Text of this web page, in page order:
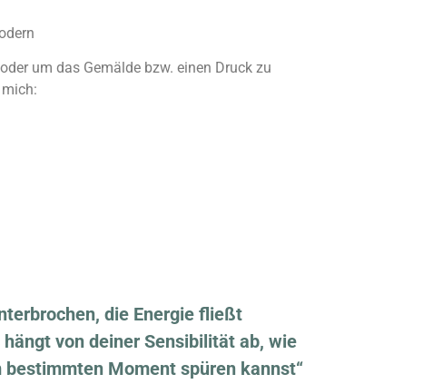
um das Gemälde bzw. einen Druck zu
die Energie fließt
von deiner Sensibilität ab, wie
Moment spüren kannst“